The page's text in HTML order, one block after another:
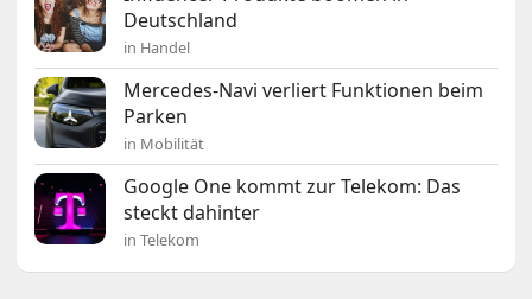
Deutschland
in Handel
Mercedes-Navi verliert Funktionen beim
Parken
in Mobilität
Google One kommt zur Telekom: Das
steckt dahinter
in Telekom